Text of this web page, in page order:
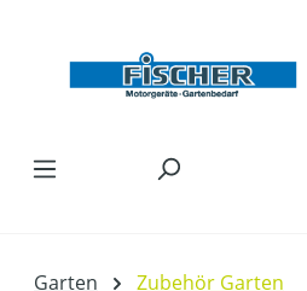
Garten Zubehör Garten